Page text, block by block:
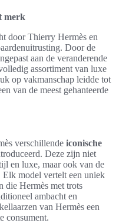
merk
door Thierry Hermès en
Door de
aan de veranderende
assortiment van luxe
op vakmanschap leidde tot
van de meest gehanteerde
verschillende iconische
Deze zijn niet
en luxe, maar ook van de
Elk model vertelt een uniek
die Hermès met trots
ambacht en
van Hermès een
consument.